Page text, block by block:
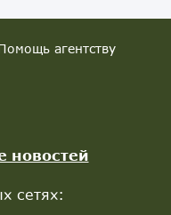
агентству
новостей
сетях: